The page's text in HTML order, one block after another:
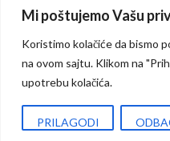
Mi poštujemo Vašu
Koristimo kolačiće da bismo
na ovom sajtu. Klikom na
upotrebu kolačića.
PRILAGODI
31
Izrada sajta i